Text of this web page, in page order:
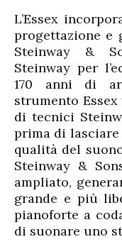
L’Essex
progettazione e
Steinway &
Steinway per
170 anni di
strumento
di tecnici
prima di
qualità del
Steinway &
ampliato,
grande e più
pianoforte a
di suonare uno